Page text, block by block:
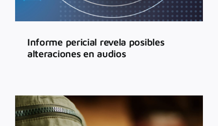
Informe pericial revela posibles
alteraciones en audios